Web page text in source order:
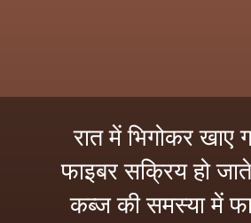
रात में भिगोकर
फाइबर सक्रिय हो
कब्ज की समस्या में